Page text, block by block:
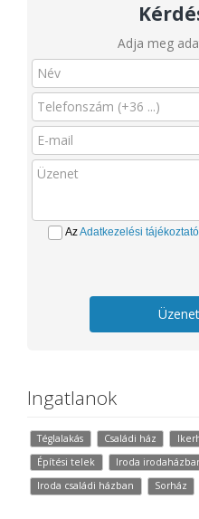
Adja meg
AzAdatkezelési
Ingatlanok
Téglalakás Családi ház
Építési telek
Iroda
Iroda családi házban
Sorház